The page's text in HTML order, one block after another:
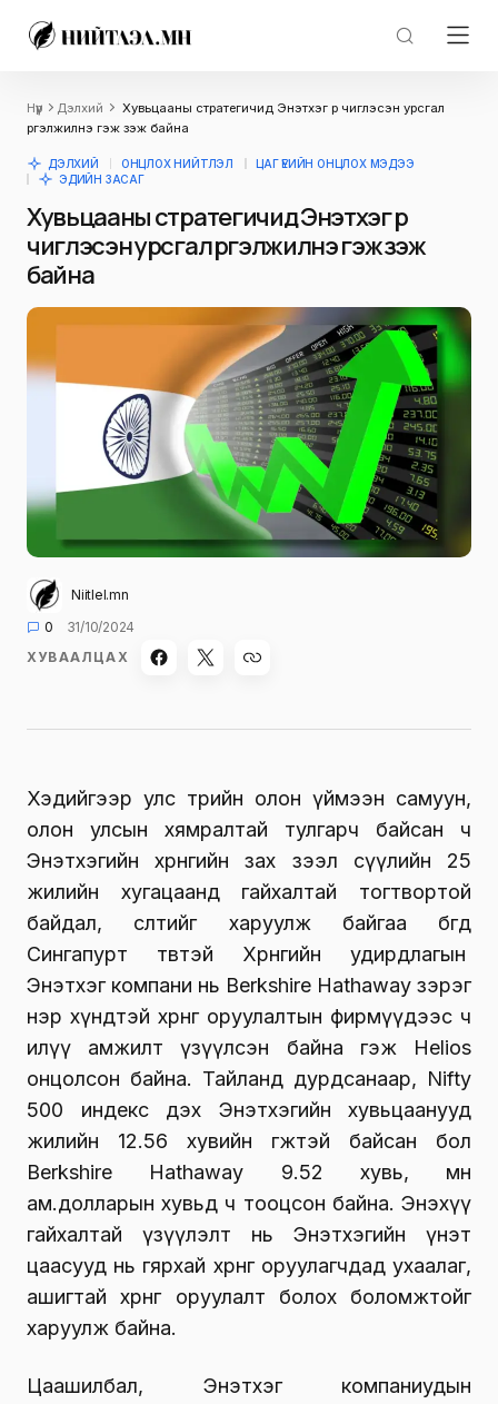
Нүүр Дэлхий
Хувьцааны стратегичид Энэтхэг рүү чиглэсэн урсгал
үргэлжилнэ гэж үзэж байна
ДЭЛХИЙ ОНЦЛОХ НИЙТЛЭЛ
ЦАГ ҮЕИЙН ОНЦЛОХ МЭДЭЭ
ЭДИЙН ЗАСАГ
Хувьцааны стратегичид Энэтхэг рүү
чиглэсэн урсгал үргэлжилнэ гэж үзэж
байна
Niitlel.mn
0
31/10/2024
ХУВААЛЦАХ
Хэдийгээр улс төрийн олон үймээн самуун,
олон улсын хямралтай тулгарч байсан ч
Энэтхэгийн хөрөнгийн зах зээл сүүлийн 25
жилийн хугацаанд гайхалтай тогтвортой
байдал, өсөлтийг харуулж байгаа бөгөөд
Сингапурт төвтэй Хөрөнгийн удирдлагын
Энэтхэг компани нь Berkshire Hathaway зэрэг
нэр хүндтэй хөрөнгө оруулалтын фирмүүдээс ч
илүү амжилт үзүүлсэн байна гэж Helios
онцолсон байна. Тайланд дурдсанаар, Nifty
500 индекс дэх Энэтхэгийн хувьцаанууд
жилийн 12.56 хувийн өгөөжтэй байсан бол
Berkshire Hathaway 9.52 хувь, мөн
ам.долларын хувьд ч тооцсон байна. Энэхүү
гайхалтай үзүүлэлт нь Энэтхэгийн үнэт
цаасууд нь гярхай хөрөнгө оруулагчдад ухаалаг,
ашигтай хөрөнгө оруулалт болох боломжтойг
харуулж байна.
Цаашилбал, Энэтхэг компаниудын